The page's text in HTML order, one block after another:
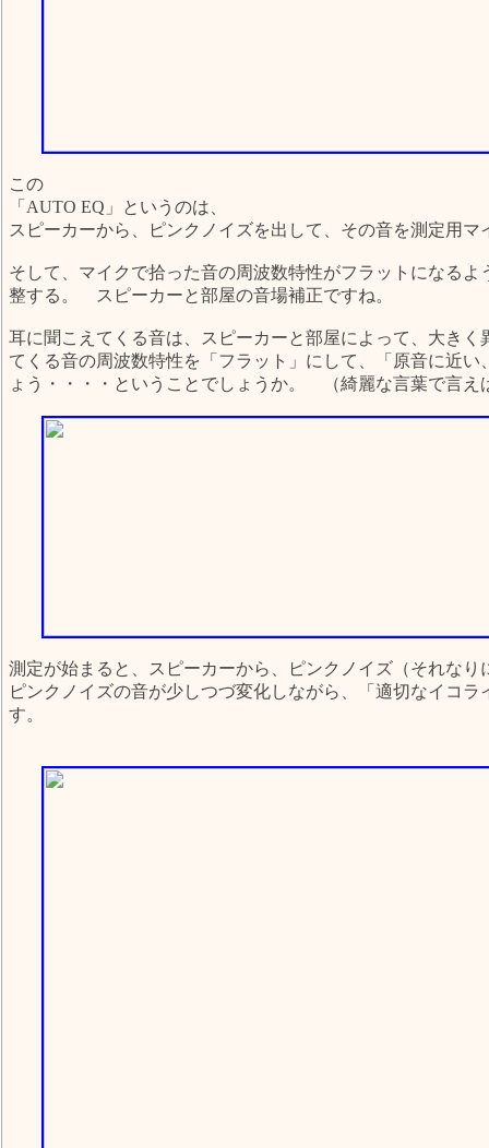
この
「AUTO EQ」というのは、
スピーカーから、ピンクノイズを出して、その音を測定用マ
そして、マイクで拾った音の周波数特性がフラットになる
整する。 スピーカーと部屋の音場補正ですね。
耳に聞こえてくる音は、スピーカーと部屋によって、大きく
てくる音の周波数特性を「フラット」にして、「原音に近
ょう・・・・ということでしょうか。 （綺麗な言葉で言え
測定が始まると、スピーカーから、ピンクノイズ（それなり
ピンクノイズの音が少しつづ変化しながら、「適切なイコ
す。